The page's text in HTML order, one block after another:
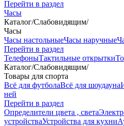
Перейти в раздел
Часы
Каталог/Слабовидящим/
Часы
Часы настольныеЧасы наручные
Перейти в раздел
ТелефоныТактильные открытки
Каталог/Слабовидящим/
Товары для спорта
Всё для футболаВсё для шоудауна
ней
Перейти в раздел
Определители цвета , света
устройстваУстройства для кухни